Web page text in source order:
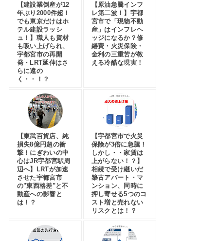
【建設業倒産が12
年ぶり2000件超！
でも東京だけはホ
テル建設ラッシ
ュ！】職人も資材
も吸い上げられ、
宇都宮市の再開
発・LRT延伸はさ
らに遠の
く・・！？
【原油急騰インフ
レ第二波！】宇都
宮市で「現物不動
産」はインフレヘ
ッジになるか？修
繕費・火災保険・
金利の三重苦が教
える冷酷な現実！
【東武百貨店、純
損失8億円超の衝
撃！にぎわいの中
心はJR宇都宮駅周
辺へ】LRTが加速
させた宇都宮市
の"東西格差"と不
動産への影響と
は！？
【宇都宮市で火災
保険が3倍に急騰！
しかし・・家賃は
上がらない！？】
相続で受け継いだ
築古アパート・マ
ンション、同時に
押し寄せる5つのコ
スト増と売れない
リスクとは！？